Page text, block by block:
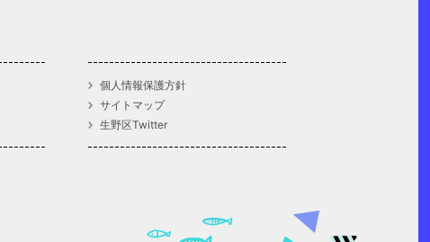
個人情報保護方針
サイトマップ
生野区Twitter